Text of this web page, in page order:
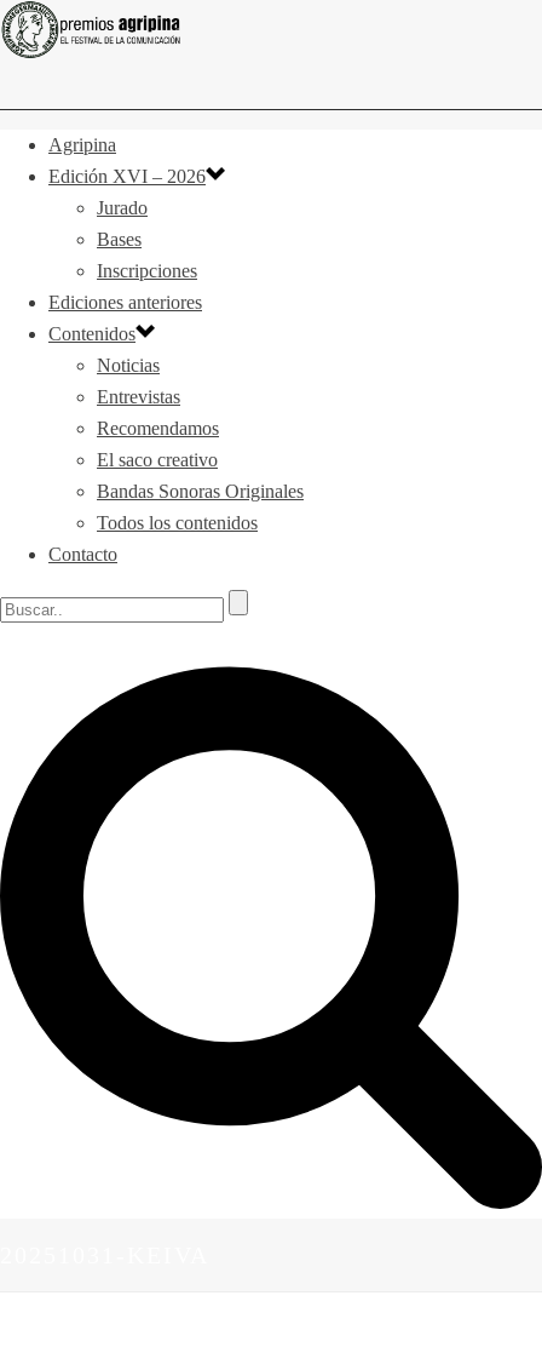
Agripina
Edición XVI – 2026
Jurado
Bases
Inscripciones
Ediciones anteriores
Contenidos
Noticias
Entrevistas
Recomendamos
El saco creativo
Bandas Sonoras Originales
Todos los contenidos
Contacto